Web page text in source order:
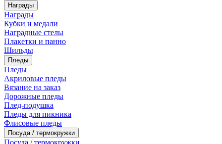
Награды
Награды
Кубки и медали
Наградные стелы
Плакетки и панно
Шильды
Пледы
Пледы
Акриловые пледы
Вязание на заказ
Дорожные пледы
Плед-подушка
Пледы для пикника
Флисовые пледы
Посуда / термокружки
Посуда / термокружки